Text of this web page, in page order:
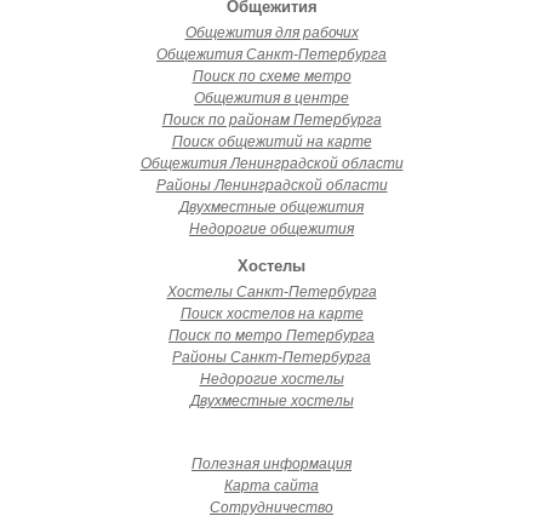
Общежития
Общежития для рабочих
Общежития Санкт-Петербурга
Поиск по схеме метро
Общежития в центре
Поиск по районам Петербурга
Поиск общежитий на карте
Общежития Ленинградской области
Районы Ленинградской области
Двухместные общежития
Недорогие общежития
Хостелы
Хостелы Санкт-Петербурга
Поиск хостелов на карте
Поиск по метро Петербурга
Районы Санкт-Петербурга
Недорогие хостелы
Двухместные хостелы
Полезная информация
Карта сайта
Сотрудничество